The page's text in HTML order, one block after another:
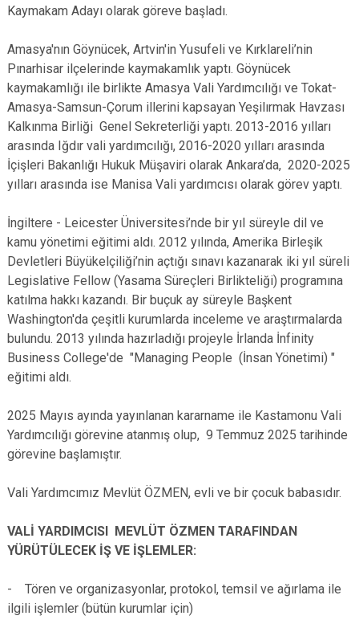
Kaymakam Adayı olarak göreve başladı.
Amasya'nın Göynücek, Artvin'in Yusufeli ve Kırklareli’nin
Pınarhisar ilçelerinde kaymakamlık yaptı. Göynücek
kaymakamlığı ile birlikte Amasya Vali Yardımcılığı ve Tokat-
Amasya-Samsun-Çorum illerini kapsayan Yeşilırmak Havzası
Kalkınma Birliği Genel Sekreterliği yaptı. 2013-2016 yılları
arasında Iğdır vali yardımcılığı, 2016-2020 yılları arasında
İçişleri Bakanlığı Hukuk Müşaviri olarak Ankara’da, 2020-2025
yılları arasında ise Manisa Vali yardımcısı olarak görev yaptı.
İngiltere - Leicester Üniversitesi’nde bir yıl süreyle dil ve
kamu yönetimi eğitimi aldı. 2012 yılında, Amerika Birleşik
Devletleri Büyükelçiliği’nin açtığı sınavı kazanarak iki yıl süreli
Legislative Fellow (Yasama Süreçleri Birlikteliği) programına
katılma hakkı kazandı. Bir buçuk ay süreyle Başkent
Washington'da çeşitli kurumlarda inceleme ve araştırmalarda
bulundu. 2013 yılında hazırladığı projeyle İrlanda İnfinity
Business College'de "Managing People (İnsan Yönetimi) "
eğitimi aldı.
2025 Mayıs ayında yayınlanan kararname ile Kastamonu Vali
Yardımcılığı görevine atanmış olup, 9 Temmuz 2025 tarihinde
görevine başlamıştır.
Vali Yardımcımız Mevlüt ÖZMEN, evli ve bir çocuk babasıdır.
VALİ YARDIMCISI MEVLÜT ÖZMEN TARAFINDAN
YÜRÜTÜLECEK İŞ VE İŞLEMLER:
- Tören ve organizasyonlar, protokol, temsil ve ağırlama ile
ilgili işlemler (bütün kurumlar için)